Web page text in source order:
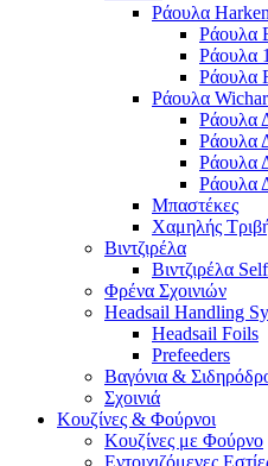
Ράουλα Harken
Ράουλα
Ράουλα
Ράουλα
Ράουλα
Ράουλα
Ράουλα
Ράουλα
Ράουλα
Μπαστέκες
Χαμηλής
Βιντζιρέλα
Βιντζιρέλα
Φρένα Σχοινιών
Headsail Handling
Headsail Foils
Prefeeders
Βαγόνια &
Σχοινιά
Κουζίνες & Φούρνοι
Κουζίνες με Φούρνο
Εντοιχιζόμενες